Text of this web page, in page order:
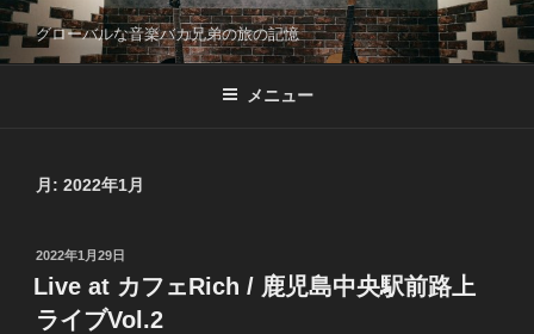
コ
ン
テ
グローバルな音楽バカ兄弟の旅の記憶
メニュー
月: 2022年1月
投
稿
日:
2022年1月29日
Live at カフェRich / 鹿児島中央駅前路上
ライブVol.2